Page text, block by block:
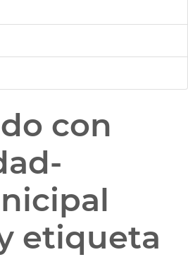
con
etiqueta